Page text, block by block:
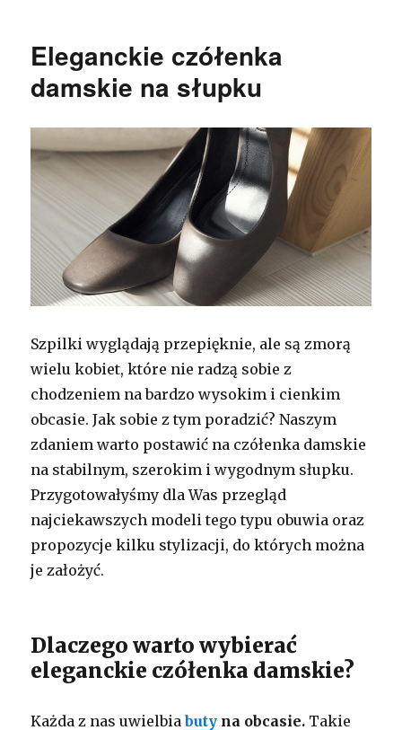
Eleganckie czółenka
damskie na słupku
Szpilki wyglądają przepięknie, ale są zmorą
wielu kobiet, które nie radzą sobie z
chodzeniem na bardzo wysokim i cienkim
obcasie. Jak sobie z tym poradzić? Naszym
zdaniem warto postawić na czółenka damskie
na stabilnym, szerokim i wygodnym słupku.
Przygotowałyśmy dla Was przegląd
najciekawszych modeli tego typu obuwia oraz
propozycje kilku stylizacji, do których można
je założyć.
Dlaczego warto wybierać
eleganckie czółenka damskie?
Każda z nas uwielbiabuty na obcasie. Takie